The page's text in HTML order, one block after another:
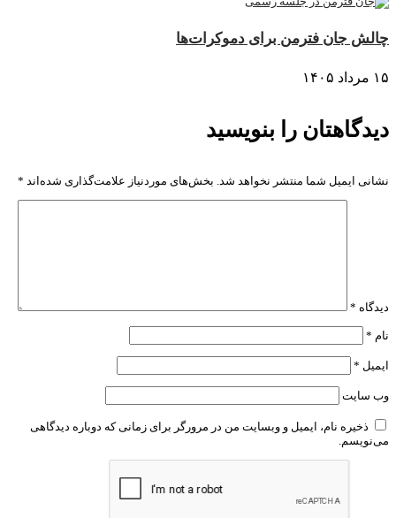
چالش جان فترمن برای دموکرات‌ها
۱۵ مرداد ۱۴۰۵
دیدگاهتان را بنویسید
نشانی ایمیل شما منتشر نخواهد شد. بخش‌های موردنیاز علامت‌گذاری شده‌اند *
دیدگاه *
نام *
ایمیل *
وب‌ سایت
ذخیره نام، ایمیل و وبسایت من در مرورگر برای زمانی که دوباره دیدگاهی
می‌نویسم.